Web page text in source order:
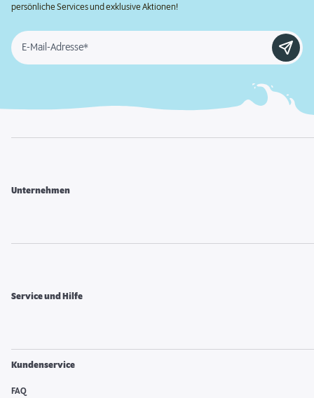
persönliche Services und exklusive Aktionen!
E-Mail-Adresse*
Unternehmen
Service und Hilfe
Kundenservice
FAQ